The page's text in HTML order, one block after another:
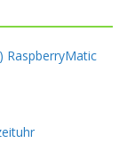
RaspberryMatic